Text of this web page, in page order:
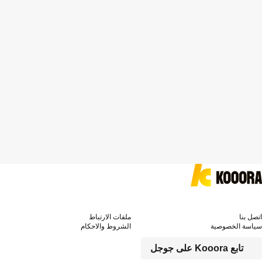
تابع Kooora على جوجل
اتصل بنا
ملفات الارتباط
سياسة الخصوصية
الشروط والاحكام